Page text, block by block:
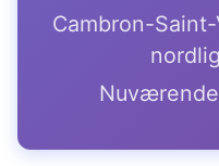
Cambron-